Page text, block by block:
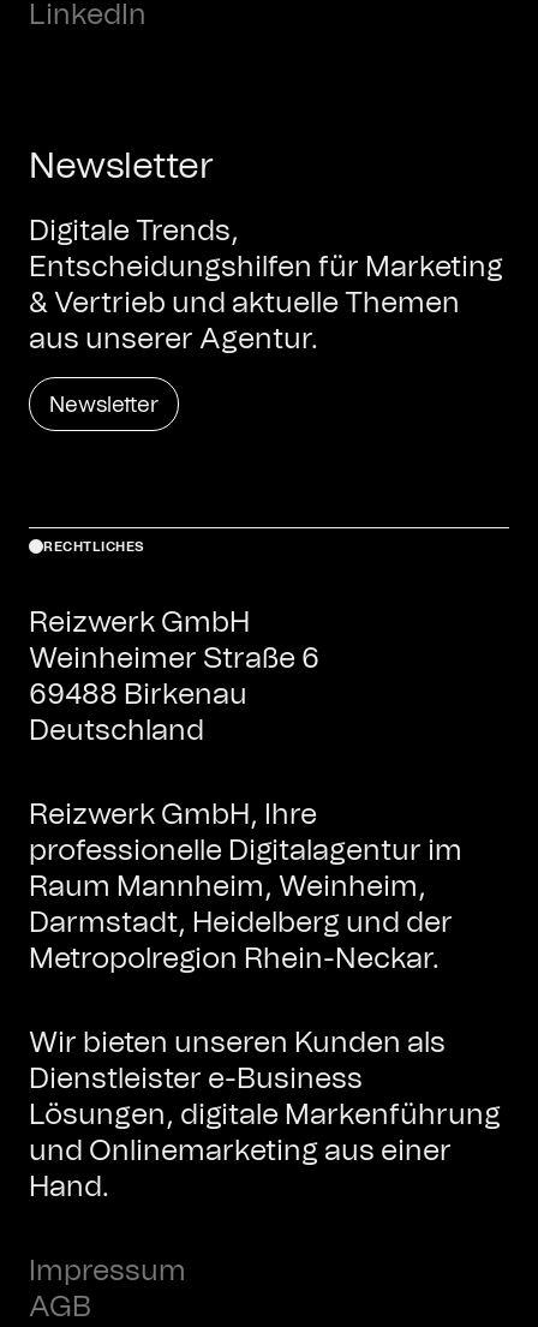
LinkedIn
Newsletter
Digitale Trends,
Entscheidungshilfen für Marketing
& Vertrieb und aktuelle Themen
aus unserer Agentur.
Newsletter
RECHTLICHES
Reizwerk GmbH
Weinheimer Straße 6
69488 Birkenau
Deutschland
Reizwerk GmbH, Ihre
professionelle Digitalagentur im
Raum Mannheim, Weinheim,
Darmstadt, Heidelberg und der
Metropolregion Rhein-Neckar.
Wir bieten unseren Kunden als
Dienstleister e-Business
Lösungen, digitale Markenführung
und Onlinemarketing aus einer
Hand.
Impressum
AGB